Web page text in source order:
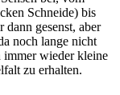
Schneide) bis
gesenst, aber
noch lange nicht
wieder kleine
zu erhalten.